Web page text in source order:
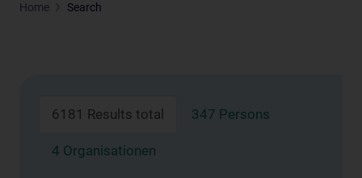
Home Search
6181 Results total 347 Persons
4 Organisationen